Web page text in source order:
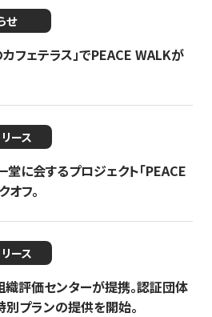
せ
フェテラス」でPEACE WALKが
ース
に会するプロジェクト「PEACE
フ。
ース
織評価センターが提携。認証団体
プランの提供を開始。